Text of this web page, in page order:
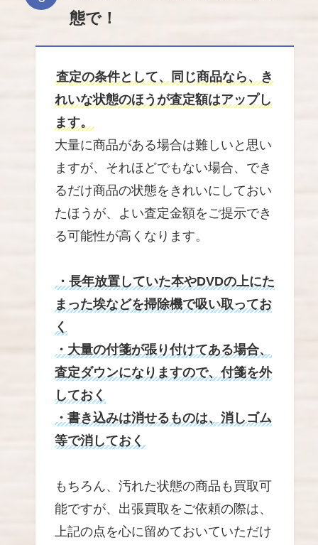
態で！
査定の条件として、同じ商品なら、き
れいな状態のほうが査定額はアップし
ます。
大量に商品がある場合は難しいと思い
ますが、それほどでもない場合、でき
るだけ商品の状態をきれいにしておい
たほうが、よい査定金額をご提示でき
る可能性が高くなります。
・長年放置していた本やDVDの上にた
まった埃などを掃除機で吸い取ってお
く
・大量の付箋が張り付けてある場合、
査定ダウンになりますので、付箋を外
しておく
・書き込みは消せるものは、消しゴム
等で消しておく
もちろん、汚れた状態の商品も買取可
能ですが、出張買取をご依頼の際は、
上記の点を心に留めておいていただけ